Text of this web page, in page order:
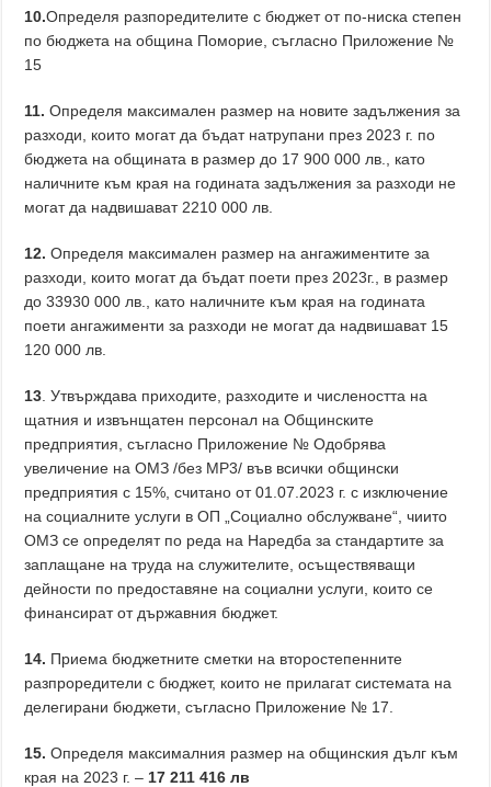
10.Определя разпоредителите с бюджет от по-ниска степен
по бюджета на община Поморие, съгласно Приложение №
15
11. Определя максимален размер на новите задължения за
разходи, които могат да бъдат натрупани през 2023 г. по
бюджета на общината в размер до 17 900 000 лв., като
наличните към края на годината задължения за разходи не
могат да надвишават 2210 000 лв.
12. Определя максимален размер на ангажиментите за
разходи, които могат да бъдат поети през 2023г., в размер
до 33930 000 лв., като наличните към края на годината
поети ангажименти за разходи не могат да надвишават 15
120 000 лв.
13 . Утвърждава приходите, разходите и числеността на
щатния и извънщатен персонал на Общинските
предприятия, съгласно Приложение № Одобрява
увеличение на ОМЗ /без MP3/ във всички общински
предприятия с 15%, считано от 01.07.2023 г. с изключение
на социалните услуги в ОП „Социално обслужване“, чиито
ОМЗ се определят по реда на Наредба за стандартите за
заплащане на труда на служителите, осъществяващи
дейности по предоставяне на социални услуги, които се
финансират от държавния бюджет.
14. Приема бюджетните сметки на второстепенните
разпроредители с бюджет, които не прилагат системата на
делегирани бюджети, съгласно Приложение № 17.
15. Определя максималния размер на общинския дълг към
края на 2023 г. – 17 211 416 лв